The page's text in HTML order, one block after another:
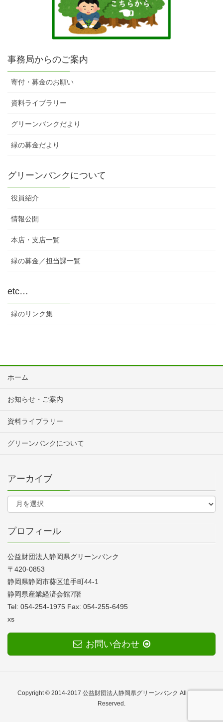
事務局からのご案内
寄付・募金のお願い
資料ライブラリー
グリーンバンクだより
緑の募金だより
グリーンバンクについて
役員紹介
情報公開
本店・支店一覧
緑の募金／担当課一覧
etc…
緑のリンク集
ホーム
お知らせ・ご案内
資料ライブラリー
グリーンバンクについて
アーカイブ
プロフィール
公益財団法人静岡県グリーンバンク
〒420-0853
静岡県静岡市葵区追手町44-1
静岡県産業経済会館7階
Tel: 054-254-1975 Fax: 054-255-6495
xs
お問い合わせ
Copyright © 2014-2017 公益財団法人静岡県グリーンバンク All Rights
Reserved.